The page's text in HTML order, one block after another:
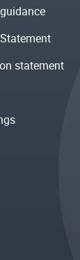
statement